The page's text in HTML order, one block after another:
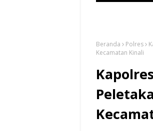
Beranda Polres
Kecamatan Kinali